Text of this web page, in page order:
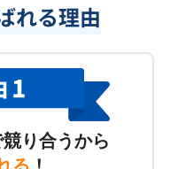
れる理由
り合うから